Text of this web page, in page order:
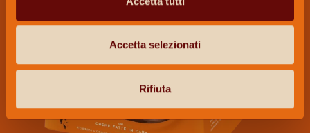
Accetta selezionati
Rifiuta